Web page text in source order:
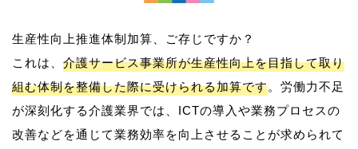
生産性向上推進体制加算、ご存じですか？
これは、 介護サービス事業所が生産性向上を目指して取り
組む体制を整備した際に受けられる加算です。労働力不足
が深刻化する介護業界では、ICTの導入や業務プロセスの
改善などを通じて業務効率を向上させることが求められて